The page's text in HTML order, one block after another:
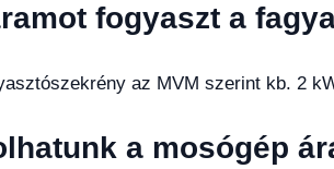
fogyaszt a
az MVM szerint kb. 2
a mosógép